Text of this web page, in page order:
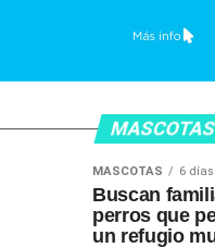
MASCOTAS
MASCOTAS 6 días
Buscan
perros que
un refugio